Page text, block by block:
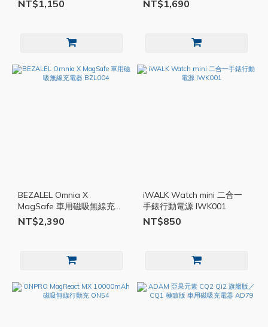
NT$1,150 NT$1,690
BEZALEL Omnia X
MagSafe 車用磁吸無線充電
器 BZL004
NT$2,390
iWALK Watch mini 二合一
手錶行動電源 IWK001
NT$850